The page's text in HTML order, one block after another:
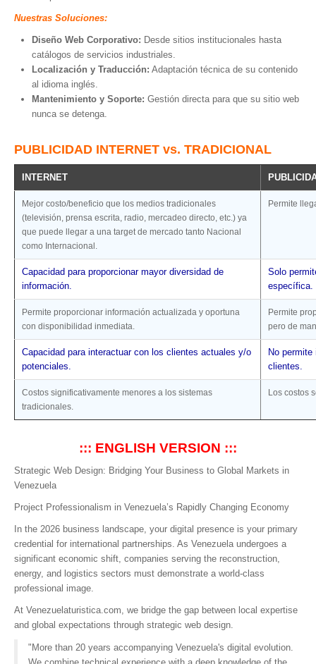
Diseño de Websites
Hosting / Alojamiento para Websites
Publicidad
Tienda en línea
Nuestras Soluciones:
Diseño Web Corporativo: Desde sitios institucionales hasta
catálogos de servicios industriales.
Localización y Traducción: Adaptación técnica de su contenido
al idioma inglés.
Mantenimiento y Soporte: Gestión directa para que su sitio web
nunca se detenga.
PUBLICIDAD INTERNET vs. TRADICIONAL
INTERNET
Mejor costo/beneficio que los medios tradicionales
(televisión, prensa escrita, radio, mercadeo directo, etc.) ya
que puede llegar a una target de mercado tanto Nacional
como Internacional.
Permite
Capacidad para proporcionar mayor diversidad de
información.
Solo
específica.
Permite proporcionar información actualizada y oportuna
con disponibilidad inmediata.
Permite
pero de
Capacidad para interactuar con los clientes actuales y/o
potenciales.
No
clientes.
Costos significativamente menores a los sistemas
tradicionales.
Los costos
::: ENGLISH VERSION :::
Strategic Web Design: Bridging Your Business to Global Markets in
Venezuela
Project Professionalism in Venezuela’s Rapidly Changing Economy
In the 2026 business landscape, your digital presence is your primary
credential for international partnerships. As Venezuela undergoes a
significant economic shift, companies serving the reconstruction,
energy, and logistics sectors must demonstrate a world-class
professional image.
At Venezuelaturistica.com, we bridge the gap between local expertise
and global expectations through strategic web design.
"More than 20 years accompanying Venezuela's digital evolution.